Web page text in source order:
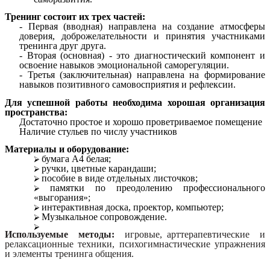
Тренинг состоит их трех частей:
- Первая (вводная) направлена на создание атмосферы
доверия, доброжелательности и принятия участниками
тренинга друг друга.
- Вторая (основная) - это диагностический компонент и
освоение навыков эмоциональной саморегуляции.
- Третья (заключительная) направлена на формирование
навыков позитивного самовосприятия и рефлексии.
Для успешной работы необходима хорошая организация
пространства:
Достаточно простое и хорошо проветриваемое помещение
Наличие стульев по числу участников
Материалы и оборудование:
бумага А4 белая;
ручки, цветные карандаши;
пособие в виде отдельных листочков;
памятки по преодолению профессионального
«выгорания»;
интерактивная доска, проектор, компьютер;
Музыкальное сопровождение.
Используемые методы: игровые, арттерапевтические и
релаксационные техники, психогимнастические упражнения
и элементы тренинга общения.